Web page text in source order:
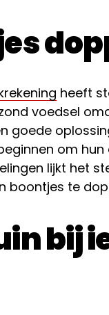
heeft
voedsel
goede
om
lijkt het
boontjes te
bij